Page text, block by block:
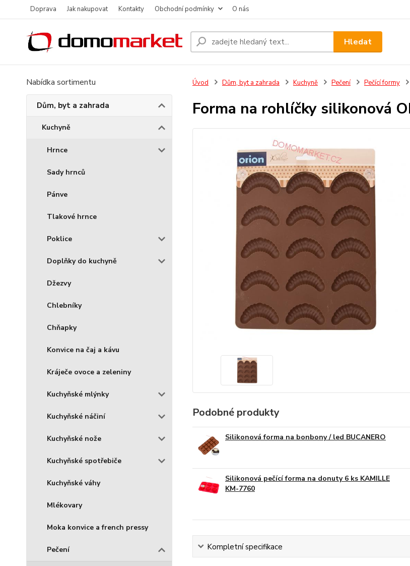
Doprava Jak nakupovat Kontakty Obchodní podmínky O nás
Hledat
Nabídka sortimentu
Dům, byt a zahrada
Kuchyně
Hrnce
Sady hrnců
Pánve
Tlakové hrnce
Poklice
Doplňky do kuchyně
Džezvy
Chlebníky
Chňapky
Konvice na čaj a kávu
Kráječe ovoce a zeleniny
Kuchyňské mlýnky
Kuchyňské náčiní
Kuchyňské nože
Kuchyňské spotřebiče
Kuchyňské váhy
Mlékovary
Moka konvice a french pressy
Pečení
Úvod Dům, byt a zahrada Kuchyně Pečení Pečící formy
Forma na rohlíčky silikonová
Podobné produkty
Silikonová forma na bonbony / led BUCANERO
Silikonová pečící forma na donuty 6 ks KAMILLE
KM-7760
Kompletní specifikace